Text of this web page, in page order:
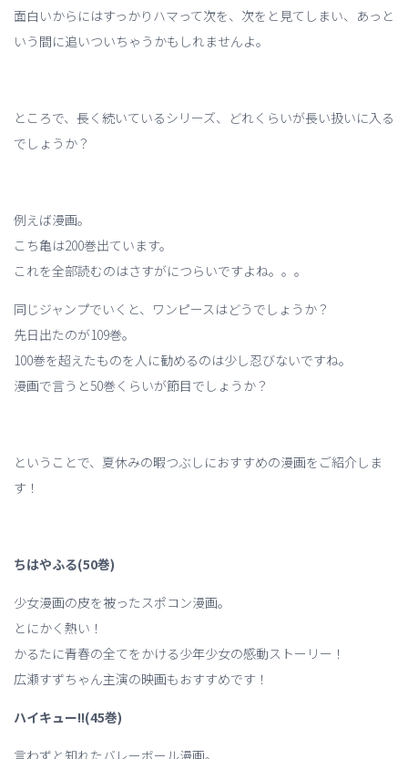
面白いからにはすっかりハマって次を、次をと見てしまい、あっと
いう間に追いついちゃうかもしれませんよ。
ところで、長く続いているシリーズ、どれくらいが長い扱いに入る
でしょうか？
例えば漫画。
こち亀は200巻出ています。
これを全部読むのはさすがにつらいですよね。。。
同じジャンプでいくと、ワンピースはどうでしょうか？
先日出たのが109巻。
100巻を超えたものを人に勧めるのは少し忍びないですね。
漫画で言うと50巻くらいが節目でしょうか？
ということで、夏休みの暇つぶしにおすすめの漫画をご紹介しま
す！
ちはやふる(50巻)
少女漫画の皮を被ったスポコン漫画。
とにかく熱い！
かるたに青春の全てをかける少年少女の感動ストーリー！
広瀬すずちゃん主演の映画もおすすめです！
ハイキュー!!(45巻)
言わずと知れたバレーボール漫画。